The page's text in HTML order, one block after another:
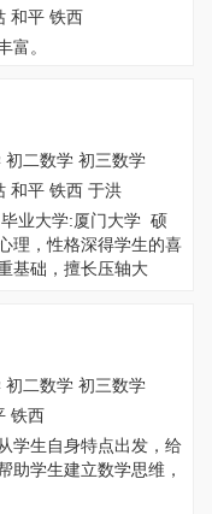
和平 铁西
富。
二数学 初三数学
和平 铁西 于洪
业大学:厦门大学 硕
理，性格深得学生的喜
基础，擅长压轴大
二数学 初三数学
铁西
学生自身特点出发，给
助学生建立数学思维，